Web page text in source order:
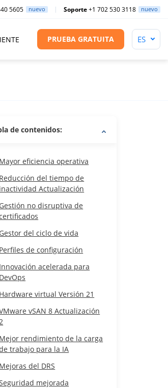
5605 nuevo Soporte+1 702 530 3118 nuevo
PRUEBA GRATUITA
de contenidos:
Mayor eficiencia operativa
Reducción del tiempo de
inactividad Actualización
Gestión no disruptiva de
Gestor del ciclo de vida
Perfiles de configuración
Innovación acelerada para
DevOps
Hardware virtual Versión 21
vSAN 8 Actualización
Mejor rendimiento de la carga
trabajo para la IA
Mejoras del DRS
mejorada